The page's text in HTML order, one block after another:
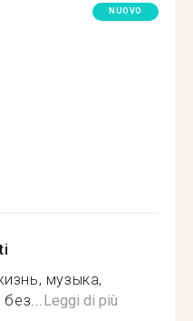
NUOVO
музыка,
без...Leggi di più